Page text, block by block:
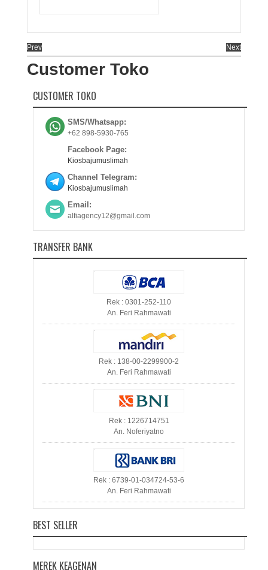
Prev Next
Customer Toko
CUSTOMER TOKO
SMS/Whatsapp:
+62 898-5930-765
Facebook Page:
Kiosbajumuslimah
Channel Telegram:
Kiosbajumuslimah
Email:
alfiagency12@gmail.com
TRANSFER BANK
Rek : 0301-252-110
An. Feri Rahmawati
Rek : 138-00-2299900-2
An. Feri Rahmawati
Rek : 1226714751
An. Noferiyatno
Rek : 6739-01-034724-53-6
An. Feri Rahmawati
BEST SELLER
MEREK KEAGENAN